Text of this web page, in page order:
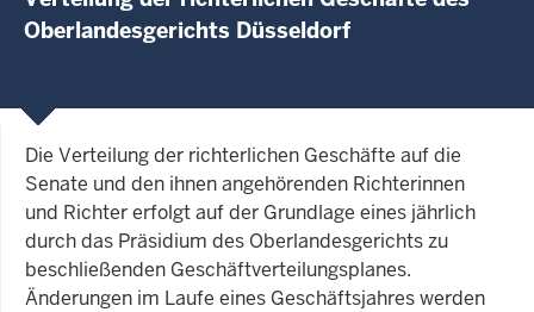
Oberlandesgerichts Düsseldorf
Die Verteilung der richterlichen Geschäfte auf die
Senate und den ihnen angehörenden Richterinnen
und Richter erfolgt auf der Grundlage eines jährlich
durch das Präsidium des Oberlandesgerichts zu
beschließenden Geschäftverteilungsplanes.
Änderungen im Laufe eines Geschäftsjahres werden